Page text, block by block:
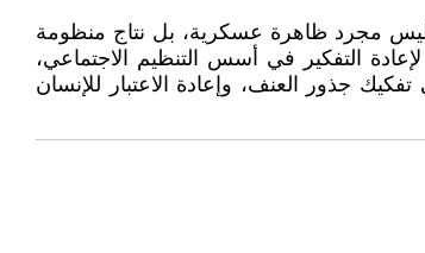
ليس مجرد ظاهرة عسكرية، بل نتاج منظومة
التفكير في أسس التنظيم الاجتماعي،
جذور العنف، وإعادة الاعتبار للإنسان